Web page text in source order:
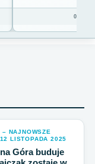
NAJNOWSZE
LISTOPADA 2025
Góra buduje